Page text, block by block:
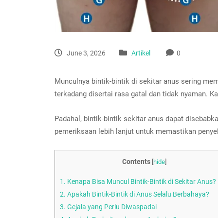
June 3, 2026 Artikel 0
Munculnya bintik-bintik di sekitar anus sering
terkadang disertai rasa gatal dan tidak nyaman.
Padahal, bintik-bintik sekitar anus dapat
pemeriksaan lebih lanjut untuk memastikan
Contents [hide]
1. Kenapa Bisa Muncul Bintik-Bintik di Sekitar Anus?
2. Apakah Bintik-Bintik di Anus Selalu Berbahaya?
3. Gejala yang Perlu Diwaspadai